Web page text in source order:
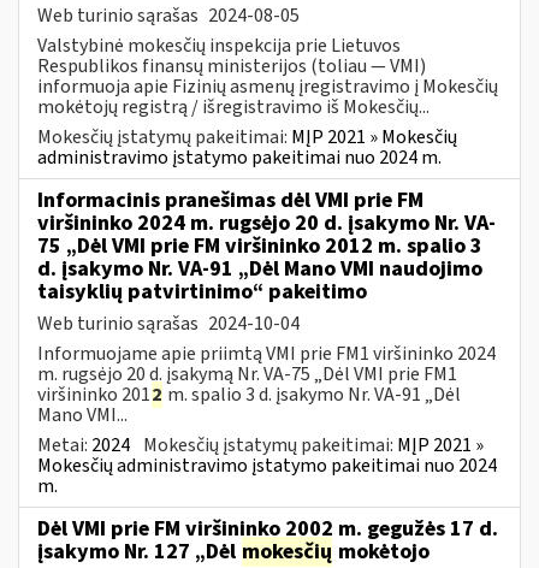
Web turinio sąrašas 2024-08-05
Valstybinė mokesčių inspekcija prie Lietuvos
Respublikos finansų ministerijos (toliau — VMI)
informuoja apie Fizinių asmenų įregistravimo į Mokesčių
mokėtojų registrą / išregistravimo iš Mokesčių...
Mokesčių įstatymų pakeitimai: MĮP 2021 » Mokesčių
administravimo įstatymo pakeitimai nuo 2024 m.
Informacinis pranešimas dėl VMI prie FM
viršininko 2024 m. rugsėjo 20 d. įsakymo Nr. VA-
75 „Dėl VMI prie FM viršininko 2012 m. spalio 3
d. įsakymo Nr. VA-91 „Dėl Mano VMI naudojimo
taisyklių patvirtinimo“ pakeitimo
Web turinio sąrašas 2024-10-04
Informuojame apie priimtą VMI prie FM1 viršininko 2024
m. rugsėjo 20 d. įsakymą Nr. VA-75 „Dėl VMI prie FM1
viršininko 2012 m. spalio 3 d. įsakymo Nr. VA-91 „Dėl
Mano VMI...
Metai: 2024 Mokesčių įstatymų pakeitimai: MĮP 2021 »
Mokesčių administravimo įstatymo pakeitimai nuo 2024
m.
Dėl VMI prie FM viršininko 2002 m. gegužės 17 d.
įsakymo Nr. 127 „Dėl mokesčių mokėtojo